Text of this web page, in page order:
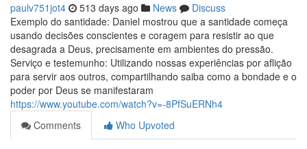
paulv751jot4 513 days ago News
Discuss
Exemplo do santidade: Daniel mostrou que a santidade começa
usando decisões conscientes e coragem para resistir ao que
desagrada a Deus, precisamente em ambientes do pressão.
Serviço e testemunho: Utilizando nossas experiências por aflição
para servir aos outros, compartilhando saiba como a bondade e o
poder por Deus se manifestaram
https://www.youtube.com/watch?v=-8PfSuERNh4
Comments
Who Upvoted